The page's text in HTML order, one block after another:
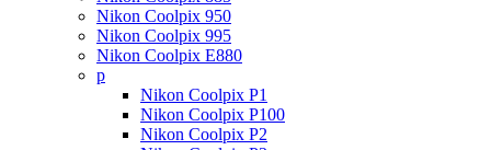
Nikon Coolpix 950
Nikon Coolpix 995
Nikon Coolpix E880
p
Nikon Coolpix P1
Nikon Coolpix P100
Nikon Coolpix P2